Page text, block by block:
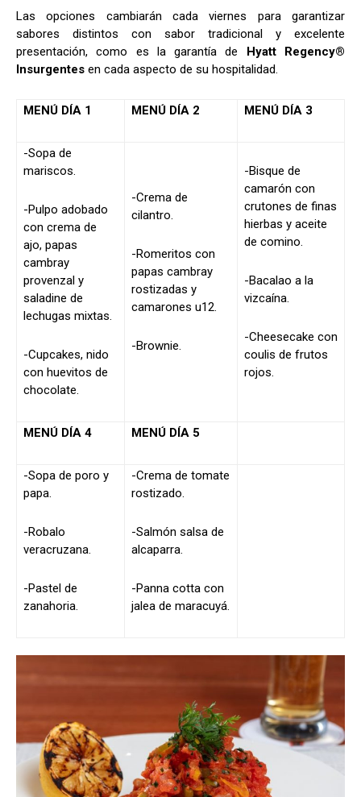
Las opciones cambiarán cada viernes para garantizar
sabores distintos con sabor tradicional y excelente
presentación, como es la garantía de Hyatt Regency®
Insurgentes en cada aspecto de su hospitalidad.
MENÚ DÍA 1 MENÚ DÍA 2 MENÚ DÍA 3
-Sopa de
mariscos.
-Pulpo adobado
con crema de
ajo, papas
cambray
provenzal y
saladine de
lechugas mixtas.
-Cupcakes, nido
con huevitos de
chocolate.
-Crema de
cilantro.
-Romeritos con
papas cambray
rostizadas y
camarones u12.
-Brownie.
-Bisque de
camarón con
crutones de finas
hierbas y aceite
de comino.
-Bacalao a la
vizcaína.
-Cheesecake con
coulis de frutos
rojos.
MENÚ DÍA 4 MENÚ DÍA 5
-Sopa de poro y
papa.
-Robalo
veracruzana.
-Pastel de
zanahoria.
-Crema de tomate
rostizado.
-Salmón salsa de
alcaparra.
-Panna cotta con
jalea de maracuyá.